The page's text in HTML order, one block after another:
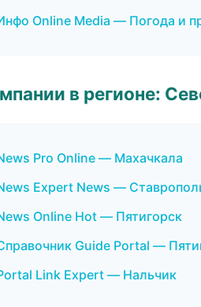
Online Media — Погода и
в регионе:
Pro Online — Махачкала
Expert News —
Online Hot — Пятигорск
Guide Portal —
Link Expert — Нальчик